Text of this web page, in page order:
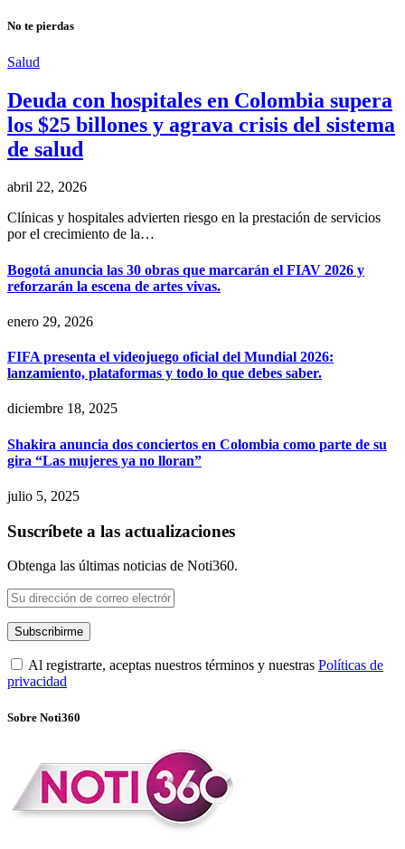
No te pierdas
Salud
Deuda con hospitales en Colombia supera
los $25 billones y agrava crisis del sistema
de salud
abril 22, 2026
Clínicas y hospitales advierten riesgo en la prestación de servicios
por el crecimiento de la…
Bogotá anuncia las 30 obras que marcarán el FIAV 2026 y
reforzarán la escena de artes vivas.
enero 29, 2026
FIFA presenta el videojuego oficial del Mundial 2026:
lanzamiento, plataformas y todo lo que debes saber.
diciembre 18, 2025
Shakira anuncia dos conciertos en Colombia como parte de su
gira “Las mujeres ya no lloran”
julio 5, 2025
Suscríbete a las actualizaciones
Obtenga las últimas noticias de Noti360.
Al registrarte, aceptas nuestros términos y nuestras Políticas de
privacidad
Sobre Noti360